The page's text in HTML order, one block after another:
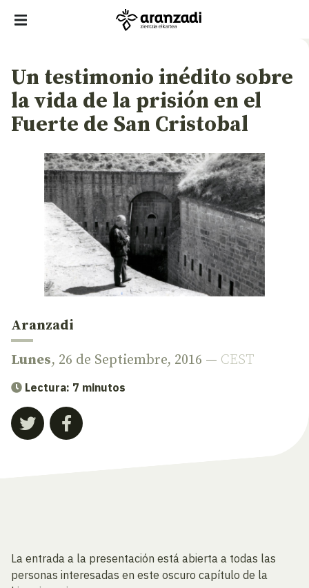
Un testimonio inédito sobre
la vida de la prisión en el
Fuerte de San Cristobal
Aranzadi
Lunes, 26 de Septiembre, 2016 — CEST
Lectura: 7 minutos
La entrada a la presentación está abierta a todas las
personas interesadas en este oscuro capítulo de la